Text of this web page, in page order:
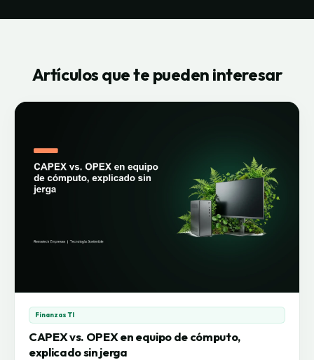
Artículos que te pueden interesar
Finanzas TI
CAPEX vs. OPEX en equipo de cómputo,
explicado sin jerga